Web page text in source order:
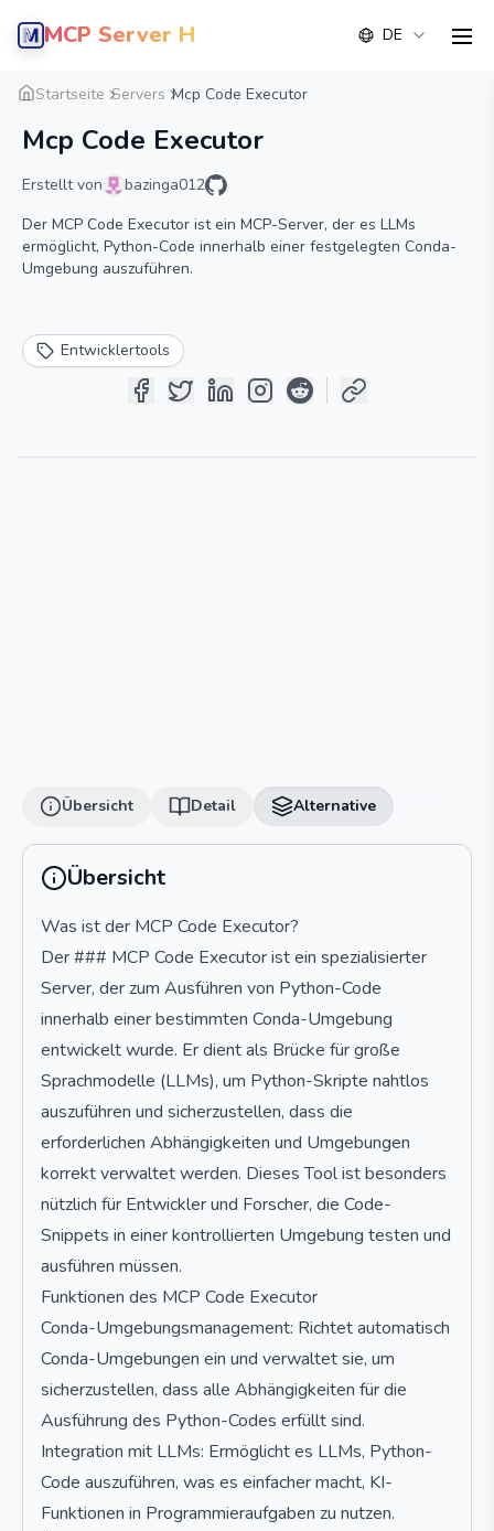
MCP Server Hub DE
Startseite Servers Mcp Code Executor
Mcp Code Executor
Erstellt von
bazinga012
Der MCP Code Executor ist ein MCP-Server, der es LLMs
ermöglicht, Python-Code innerhalb einer festgelegten Conda-
Umgebung auszuführen.
Entwicklertools
Übersicht Detail Alternative
Übersicht Detail Alternative
Übersicht
Was ist der MCP Code Executor?
Der ### MCP Code Executor ist ein spezialisierter
Server, der zum Ausführen von Python-Code
innerhalb einer bestimmten Conda-Umgebung
entwickelt wurde. Er dient als Brücke für große
Sprachmodelle (LLMs), um Python-Skripte nahtlos
auszuführen und sicherzustellen, dass die
erforderlichen Abhängigkeiten und Umgebungen
korrekt verwaltet werden. Dieses Tool ist besonders
nützlich für Entwickler und Forscher, die Code-
Snippets in einer kontrollierten Umgebung testen und
ausführen müssen.
Funktionen des MCP Code Executor
Conda-Umgebungsmanagement: Richtet automatisch
Conda-Umgebungen ein und verwaltet sie, um
sicherzustellen, dass alle Abhängigkeiten für die
Ausführung des Python-Codes erfüllt sind.
Integration mit LLMs: Ermöglicht es LLMs, Python-
Code auszuführen, was es einfacher macht, KI-
Funktionen in Programmieraufgaben zu nutzen.